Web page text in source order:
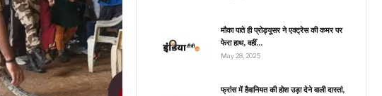
मौका पाते ही प्रोड्यूसर ने एक्ट्रेस की कमर पर
फेरा हाथ, वहीं…
May 28, 2025
फ्रांस में हैवानियत की होश उड़ा देने वाली दास्तां,